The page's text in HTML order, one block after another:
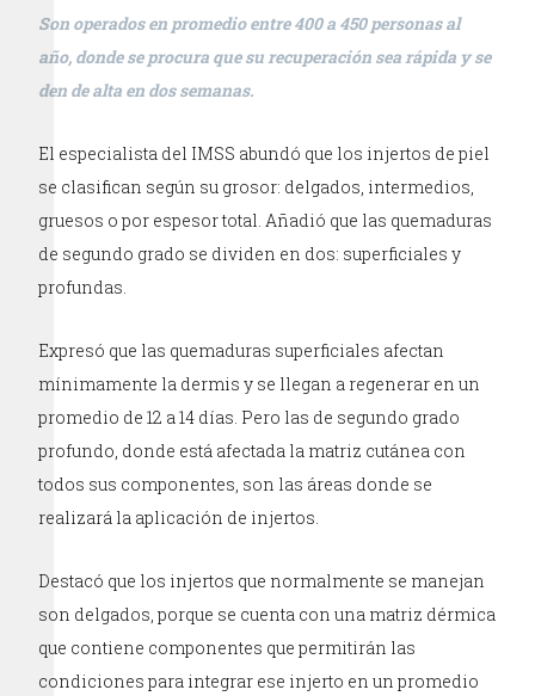
Son operados en promedio entre 400 a 450 personas al
año, donde se procura que su recuperación sea rápida y se
den de alta en dos semanas.
El especialista del IMSS abundó que los injertos de piel
se clasifican según su grosor: delgados, intermedios,
gruesos o por espesor total. Añadió que las quemaduras
de segundo grado se dividen en dos: superficiales y
profundas.
Expresó que las quemaduras superficiales afectan
mínimamente la dermis y se llegan a regenerar en un
promedio de 12 a 14 días. Pero las de segundo grado
profundo, donde está afectada la matriz cutánea con
todos sus componentes, son las áreas donde se
realizará la aplicación de injertos.
Destacó que los injertos que normalmente se manejan
son delgados, porque se cuenta con una matriz dérmica
que contiene componentes que permitirán las
condiciones para integrar ese injerto en un promedio